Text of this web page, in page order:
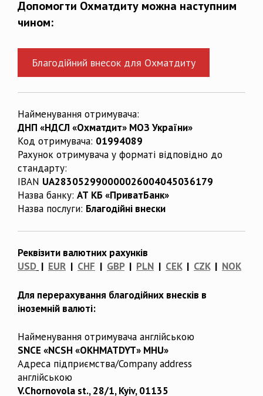
Допомогти Охматдиту можна наступним
чином:
Благодійний внесок для Охматдиту
Найменування отримувача:
ДНП «НДСЛ «Охматдит» МОЗ України»
Код отримувача: 01994089
Рахунок отримувача у форматі відповідно до
стандарту:
IBAN UA283052990000026004045036179
Назва банку: АТ КБ «ПриватБанк»
Назва послуги: Благодійні внески
Реквізити валютних рахунків
USD | EUR | CHF | GBP| PLN | CEK| CZK| NOK
Для перерахування благодійних внесків в
іноземній валюті:
Найменування отримувача англійською
SNCE «NCSH «OKHMATDYT» MHU»
Адреса підприємства/Company address
англійською
V.Chornovola st., 28/1, Kyiv, 01135